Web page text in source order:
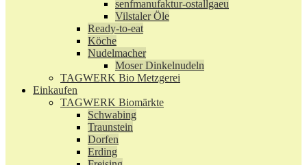
senfmanufaktur-ostallgaeu
Vilstaler Öle
Ready-to-eat
Köche
Nudelmacher
Moser Dinkelnudeln
TAGWERK Bio Metzgerei
Einkaufen
TAGWERK Biomärkte
Schwabing
Traunstein
Dorfen
Erding